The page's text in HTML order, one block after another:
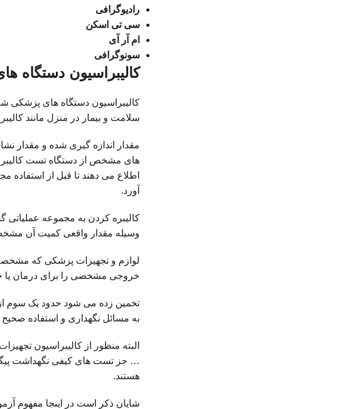
رادیوگرافی
سی تی اسکن
ام آر آی
سونوگرافی
کالیبراسیون
کالیبراسیون دستگاه های پزشکی
سلامت و بیمار در منزل مانند
مقدار اندازه گیری شده و مقدار
های مشخص از دستگاه تست
اطلاع می دهند تا قبل از استفاده
آورد.
کالیبره کردن به مجموعه
وسیله مقدار واقعی کمیت آن
لوازم و تجهیزات پزشکی که مشخصه
خروجی مشخصی را برای درمان یا
تخمین زده می شود حدود یک سوم
به مسائل نگهداری و استفاده
البته منظور از کالیبراسیون
هستند.
شایان ذکر است در اینجا مفهوم